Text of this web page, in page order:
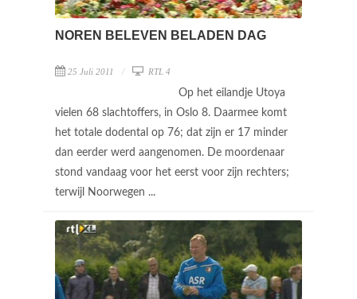
NOREN BELEVEN BELADEN DAG
25 Juli 2011 RTL 4
Op het eilandje Utoya
vielen 68 slachtoffers, in Oslo 8. Daarmee komt
het totale dodental op 76; dat zijn er 17 minder
dan eerder werd aangenomen. De moordenaar
stond vandaag voor het eerst voor zijn rechters;
terwijl Noorwegen ...